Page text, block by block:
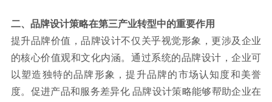
二、品牌设计策略在第三产业转型中的重要作用
提升品牌价值，品牌设计不仅关乎视觉形象，更涉及企业
的核心价值观和文化内涵。通过系统的品牌设计，企业可
以塑造独特的品牌形象，提升品牌的市场认知度和美誉
度。促进产品和服务差异化 品牌设计策略能够帮助企业在